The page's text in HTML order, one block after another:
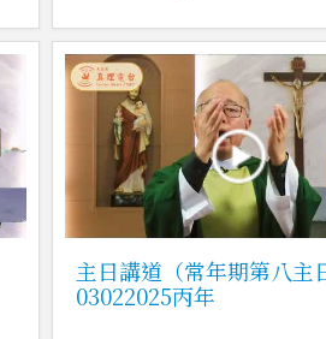
主日講道（常年期第八主
03022025丙年